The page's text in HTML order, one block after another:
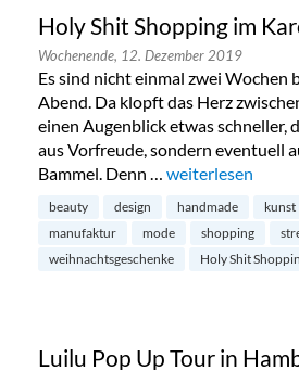
Holy Shit Shopping im
Wochenende, 12. Dezember 2019
Es sind nicht einmal zwei Wochen
Abend. Da klopft das Herz
einen Augenblick etwas schneller,
aus Vorfreude, sondern eventuell
Bammel. Denn … „Holy Shit
weiterlesen
beauty design handmade kunst
manufaktur
mode shopping
weihnachtsgeschenke
Holy Shit
Luilu Pop Up Tour in